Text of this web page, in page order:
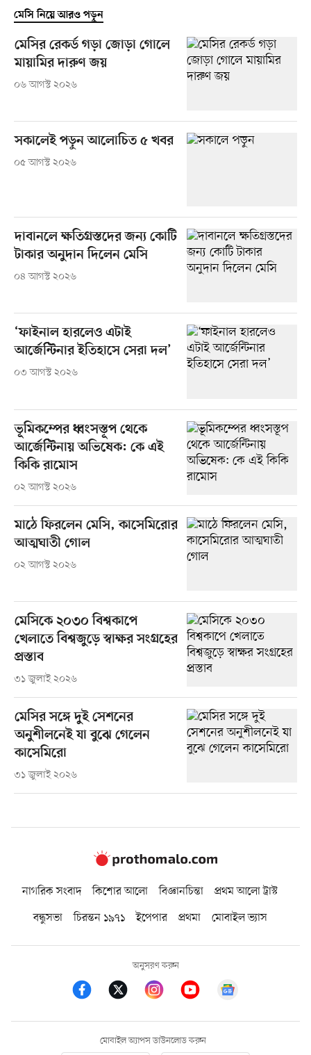
মেসি নিয়ে আরও পড়ুন
মেসির রেকর্ড গড়া জোড়া গোলে
মায়ামির দারুণ জয়
০৬ আগস্ট ২০২৬
সকালেই পড়ুন আলোচিত ৫ খবর
০৫ আগস্ট ২০২৬
দাবানলে ক্ষতিগ্রস্তদের জন্য কোটি
টাকার অনুদান দিলেন মেসি
০৪ আগস্ট ২০২৬
‘ফাইনাল হারলেও এটাই
আর্জেন্টিনার ইতিহাসে সেরা দল’
০৩ আগস্ট ২০২৬
ভূমিকম্পের ধ্বংসস্তূপ থেকে
আর্জেন্টিনায় অভিষেক: কে এই
কিকি রামোস
০২ আগস্ট ২০২৬
মাঠে ফিরলেন মেসি, কাসেমিরোর
আত্মঘাতী গোল
০২ আগস্ট ২০২৬
মেসিকে ২০৩০ বিশ্বকাপে
খেলাতে বিশ্বজুড়ে স্বাক্ষর সংগ্রহের
প্রস্তাব
৩১ জুলাই ২০২৬
মেসির সঙ্গে দুই সেশনের
অনুশীলনেই যা বুঝে গেলেন
কাসেমিরো
৩১ জুলাই ২০২৬
নাগরিক সংবাদ কিশোর আলো বিজ্ঞানচিন্তা
প্রথম আলো ট্রাস্ট
বন্ধুসভা
চিরন্তন ১৯৭১ ইপেপার প্রথমা মোবাইল ভ্যাস
অনুসরণ করুন
মোবাইল অ্যাপস ডাউনলোড করুন